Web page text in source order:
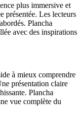
plus immersive et
présentée. Les lecteurs
Plancha
avec des inspirations
à mieux comprendre
présentation claire
Plancha
vue complète du